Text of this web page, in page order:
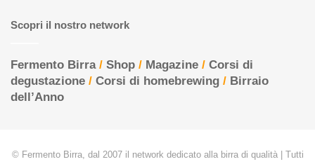
Scopri il nostro network
Fermento Birra/ Shop / Magazine / Corsi di
degustazione / Corsi di homebrewing / Birraio
dell’Anno
© Fermento Birra, dal 2007 il network dedicato alla birra di qualità | Tutti